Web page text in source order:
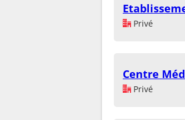
Privé
Centre
Privé